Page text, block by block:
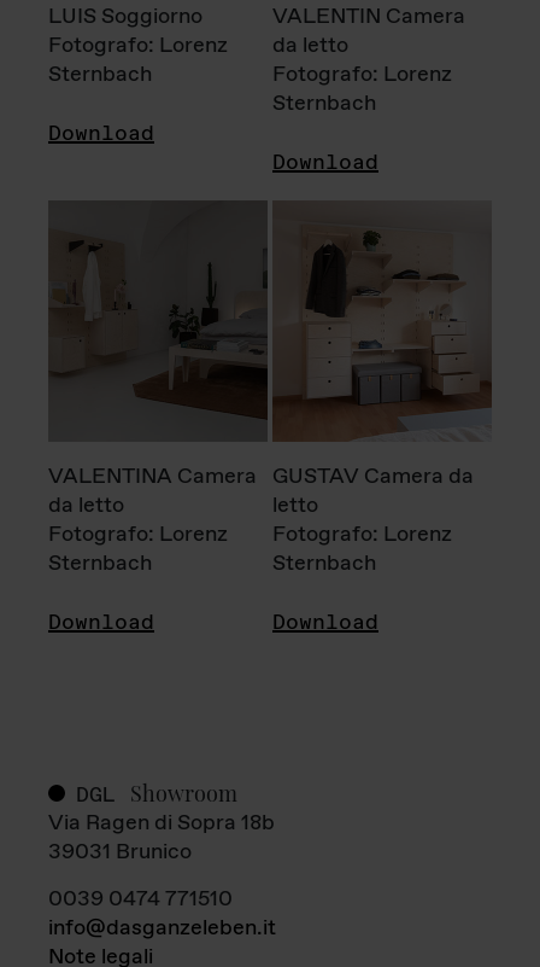
LUIS Soggiorno
Fotografo: Lorenz
Sternbach
Download
VALENTIN Camera
da letto
Fotografo: Lorenz
Sternbach
Download
VALENTINA Camera
da letto
Fotografo: Lorenz
Sternbach
Download
GUSTAV Camera da
letto
Fotografo: Lorenz
Sternbach
Download
DGL Showroom
Via Ragen di Sopra 18b
39031 Brunico
0039 0474 771510
info@dasganzeleben.it
Note legali